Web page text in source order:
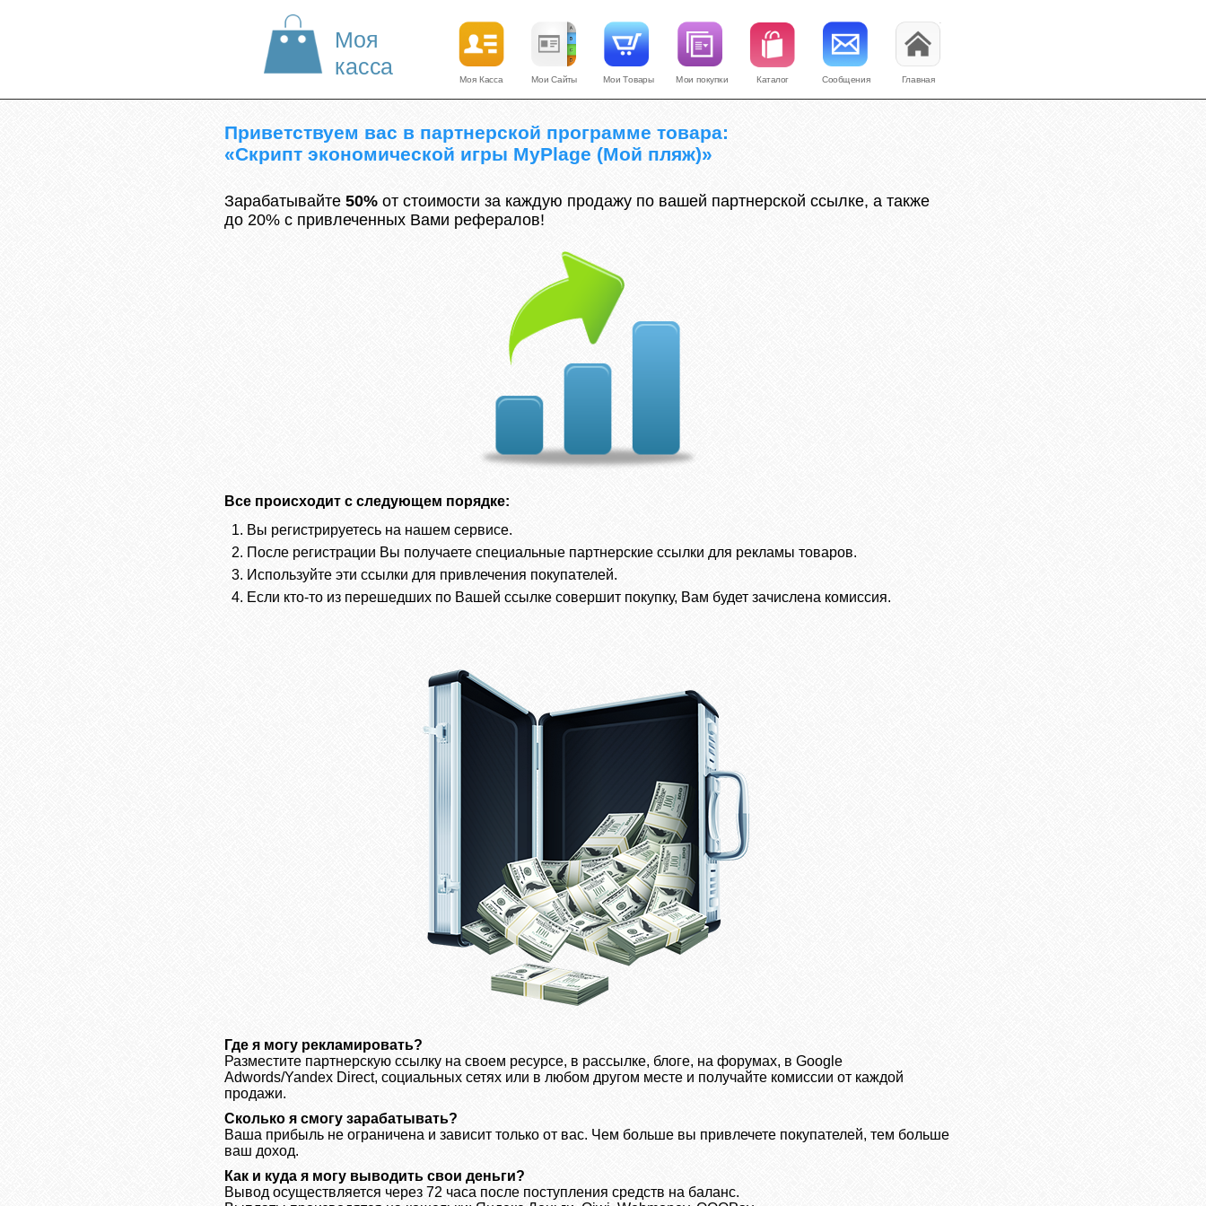
Моя
касса Моя Касса Мои Сайты Мои Товары Мои покупки Каталог Сообщения Главная
Приветствуем вас в партнерской программе товара:
«Скрипт экономической игры MyPlage (Мой пляж)»
Зарабатывайте 50%от стоимости за каждую продажу по вашей партнерской ссылке, а также
до 20% с привлеченных Вами рефералов!
Все происходит с следующем порядке:
Вы регистрируетесь на нашем сервисе.
После регистрации Вы получаете специальные партнерские ссылки для рекламы товаров.
Используйте эти ссылки для привлечения покупателей.
Если кто-то из перешедших по Вашей ссылке совершит покупку, Вам будет зачислена комиссия.
Где я могу рекламировать?
Разместите партнерскую ссылку на своем ресурсе, в рассылке, блоге, на форумах, в Google
Adwords/Yandex Direct, социальных сетях или в любом другом месте и получайте комиссии от каждой
продажи.
Сколько я смогу зарабатывать?
Ваша прибыль не ограничена и зависит только от вас. Чем больше вы привлечете покупателей, тем больше
ваш доход.
Как и куда я могу выводить свои деньги?
Вывод осуществляется через 72 часа после поступления средств на баланс.